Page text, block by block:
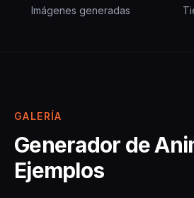
Imágenes generadas
GALERÍA
Generador de
Ejemplos